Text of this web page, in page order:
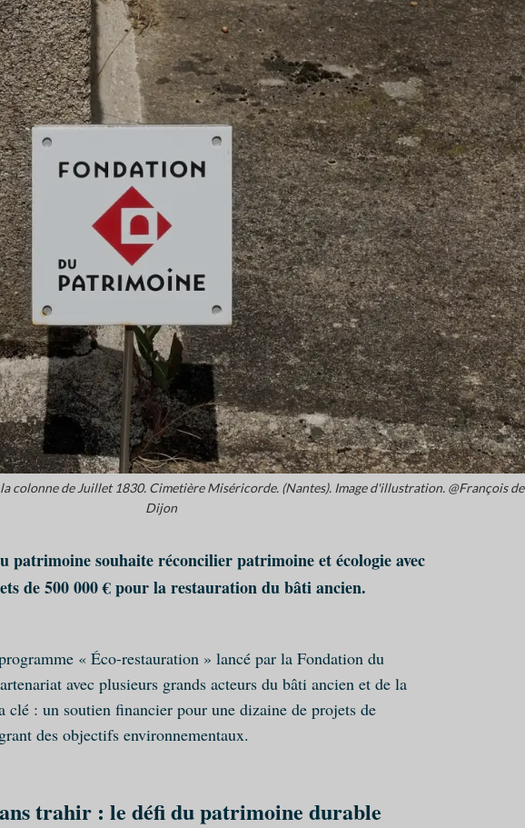
colonne de Juillet 1830. Cimetière Miséricorde. (Nantes). Image d'illustration. @François de
Dijon
patrimoine souhaite réconcilier patrimoine et écologie avec
de 500 000 € pour la restauration du bâti ancien.
« Éco-restauration » lancé par la Fondation du
avec plusieurs grands acteurs du bâti ancien et de la
clé : un soutien financier pour une dizaine de projets de
des objectifs environnementaux.
trahir : le défi du patrimoine durable